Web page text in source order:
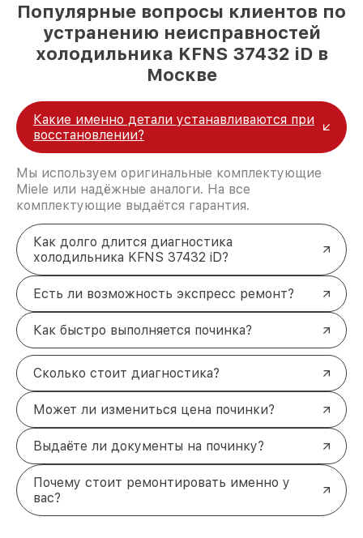
Популярные вопросы клиентов по
устранению неисправностей
холодильника KFNS 37432 iD в
Москве
Какие именно детали устанавливаются при
восстановлении?
Мы используем оригинальные комплектующие
Miele или надёжные аналоги. На все
комплектующие выдаётся гарантия.
Как долго длится диагностика
холодильника KFNS 37432 iD?
Есть ли возможность экспресс ремонт?
Как быстро выполняется починка?
Сколько стоит диагностика?
Может ли измениться цена починки?
Выдаёте ли документы на починку?
Почему стоит ремонтировать именно у
вас?